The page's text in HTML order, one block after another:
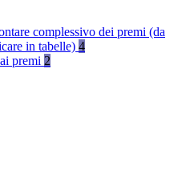
complessivo dei premi (da
in tabelle) 4
premi 2